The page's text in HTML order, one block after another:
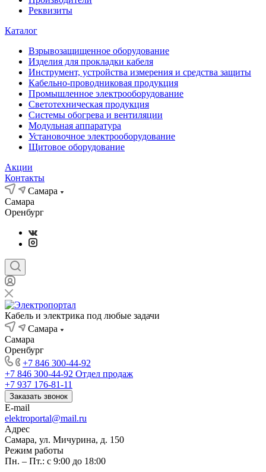
Реквизиты
Каталог
Взрывозащищенное оборудование
Изделия для прокладки кабеля
Инструмент, устройства измерения и средства защиты
Кабельно-проводниковая продукция
Промышленное электрооборудование
Светотехническая продукция
Системы обогрева и вентиляции
Модульная аппаратура
Установочное электрооборудование
Щитовое оборудование
Акции
Контакты
Самара
Самара
Оренбург
Кабель и электрика под любые задачи
Самара
Самара
Оренбург
+7 846 300-44-92
+7 846 300-44-92 Отдел продаж
+7 937 176-81-11
Заказать звонок
E-mail
elektroportal@mail.ru
Адрес
Самара, ул. Мичурина, д. 150
Режим работы
Пн. – Пт.: с 9:00 до 18:00